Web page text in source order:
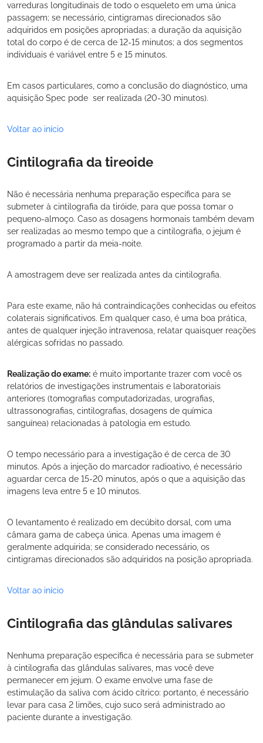
varreduras longitudinais de todo o esqueleto em uma única
passagem; se necessário, cintigramas direcionados são
adquiridos em posições apropriadas; a duração da aquisição
total do corpo é de cerca de 12-15 minutos; a dos segmentos
individuais é variável entre 5 e 15 minutos.
Em casos particulares, como a conclusão do diagnóstico, uma
aquisição Spec pode ser realizada (20-30 minutos).
Voltar ao início
Cintilografia da tireoide
Não é necessária nenhuma preparação específica para se
submeter à cintilografia da tiróide, para que possa tomar o
pequeno-almoço. Caso as dosagens hormonais também devam
ser realizadas ao mesmo tempo que a cintilografia, o jejum é
programado a partir da meia-noite.
A amostragem deve ser realizada antes da cintilografia.
Para este exame, não há contraindicações conhecidas ou efeitos
colaterais significativos. Em qualquer caso, é uma boa prática,
antes de qualquer injeção intravenosa, relatar quaisquer reações
alérgicas sofridas no passado.
Realização do exame: é muito importante trazer com você os
relatórios de investigações instrumentais e laboratoriais
anteriores (tomografias computadorizadas, urografias,
ultrassonografias, cintilografias, dosagens de química
sanguínea) relacionadas à patologia em estudo.
O tempo necessário para a investigação é de cerca de 30
minutos. Após a injeção do marcador radioativo, é necessário
aguardar cerca de 15-20 minutos, após o que a aquisição das
imagens leva entre 5 e 10 minutos.
O levantamento é realizado em decúbito dorsal, com uma
câmara gama de cabeça única. Apenas uma imagem é
geralmente adquirida; se considerado necessário, os
cintigramas direcionados são adquiridos na posição apropriada.
Voltar ao início
Cintilografia das glândulas salivares
Nenhuma preparação específica é necessária para se submeter
à cintilografia das glândulas salivares, mas você deve
permanecer em jejum. O exame envolve uma fase de
estimulação da saliva com ácido cítrico: portanto, é necessário
levar para casa 2 limões, cujo suco será administrado ao
paciente durante a investigação.